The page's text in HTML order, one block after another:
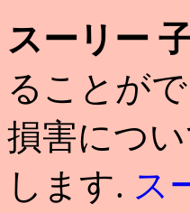
スーリー
ることが
損害につ
します. ス